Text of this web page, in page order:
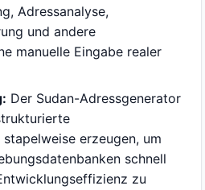
Adressanalyse,
und andere
manuelle Eingabe realer
Der Sudan-Adressgenerator
erzeugen, um
schnell
zu